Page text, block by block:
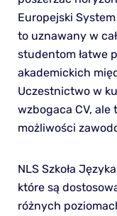
Europejski
to uznawany w
studentom łatwe
akademickich
Uczestnictwo w
wzbogaca CV,
możliwości
NLS Szkoła
które są
różnych